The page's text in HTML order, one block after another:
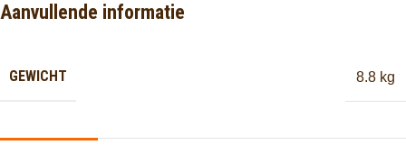
Aanvullende informatie
GEWICHT 8.8 kg